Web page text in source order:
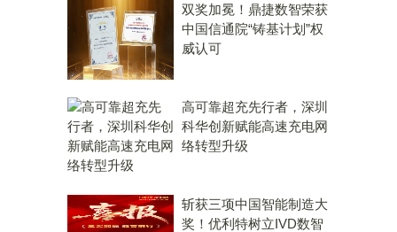
双奖加冕！鼎捷数智荣获
中国信通院“铸基计划”权
威认可
高可靠超充先行者，深圳
科华创新赋能高速充电网
络转型升级
斩获三项中国智能制造大
奖！优利特树立IVD数智